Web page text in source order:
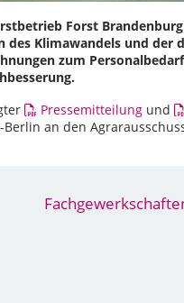
Forst
Klimawandels und der
zum
Pressemitteilung und
an den